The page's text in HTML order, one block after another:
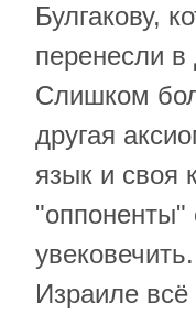
Булгакову,
перенесли
Слишком
другая
язык и своя
"оппоненты"
Израиле всё